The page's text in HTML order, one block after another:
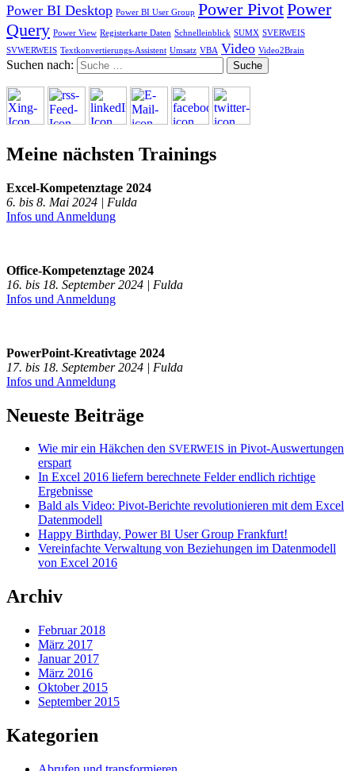
Power BI Desktop Power BI User Group Power PivotPower
Query Power View Registerkarte Daten Schnelleinblick SUMX SVERWEIS
SVWERWEIS Textkonvertierungs-Assistent Umsatz VBA Video Video2Brain
Suchen nach:
Meine nächsten Trainings
Excel-Kompetenztage 2024
6. bis 8. Mai 2024 | Fulda
Infos und Anmeldung
Office-Kompetenztage 2024
16. bis 18. September 2024 | Fulda
Infos und Anmeldung
PowerPoint-Kreativtage 2024
17. bis 18. September 2024 | Fulda
Infos und Anmeldung
Neueste Beiträge
Wie mir ein Häkchen den SVERWEIS in Pivot-Auswertungen
erspart
In Excel 2016 liefern berechnete Felder endlich richtige
Ergebnisse
Bald als Video: Pivot-Berichte revolutionieren mit dem Excel
Datenmodell
Happy Birthday, PowerBI User Group Frankfurt!
Vereinfachte Verwaltung von Beziehungen im Datenmodell
von Excel 2016
Archiv
Februar 2018
März 2017
Januar 2017
März 2016
Oktober 2015
September 2015
Kategorien